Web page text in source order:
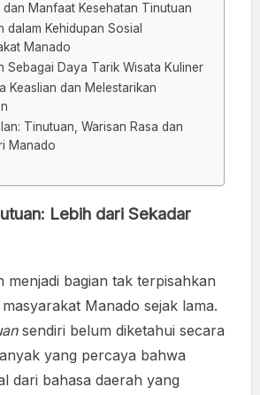
dan Manfaat Kesehatan Tinutuan
dalam Kehidupan Sosial
Manado
Sebagai Daya Tarik Wisata Kuliner
Keaslian dan Melestarikan
Tinutuan, Warisan Rasa dan
Manado
Lebih dari Sekadar
menjadi bagian tak terpisahkan
Manado sejak lama.
sendiri belum diketahui secara
yang percaya bahwa
dari bahasa daerah yang